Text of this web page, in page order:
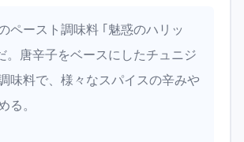
ペースト調味料 ｢魅惑のハリッ
。唐辛子をベースにしたチュニジ
味料で、様々なスパイスの辛みや
る。